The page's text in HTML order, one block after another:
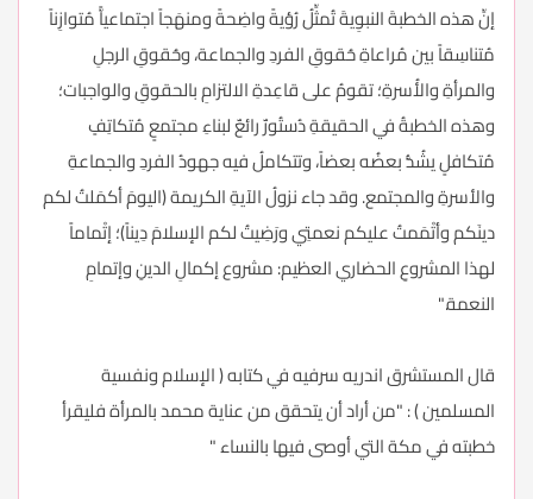
إنِّ هذه الخطبةَ النبوِيةَ تُمثِّلُ رُؤيةً واضِحةً ومنهَجاً اجتماعياًّ مُتوازِناً
مُتناسِقاً بين مُراعاةِ حُقوقِ الفردِ والجماعة، وحُقوقِ الرجلِ
والمرأةِ والأُسرةِ؛ تقومُ على قاعِدةِ الالتزامِ بالحقوقِ والواجبات؛
وهذه الخطبةُ في الحقيقةِ دُستُورٌ رائعٌ لبناءِ مجتمعٍ مُتكاتِفٍ
مُتكافلٍ يشُدُّ بعضُه بعضاً، وتتكاملُ فيه جهودُ الفردِ والجماعةِ
والأسرةِ والمجتمع. وقد جاء نزولُ الآيةِ الكريمة (اليومَ أكمَلتُ لكم
دينَكم وأتْمَمتُ عليكم نعمتِي ورَضِيتُ لكم الإسلامَ دِيناً)؛ إتْماماً
لهذا المشروعِ الحضاري العظيم: مشروع إكمالِ الدينِ وإتمامِ
النعمة."
قال المستشرق اندريه سرفيه في كتابه ( الإسلام ونفسية
المسلمين ) : "من أراد أن يتحقق من عناية محمد بالمرأة فليقرأ
خطبته في مكة التي أوصى فيها بالنساء "